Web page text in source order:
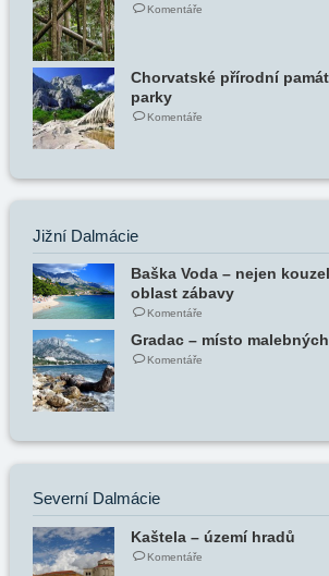
Komentáře
Chorvatské přírodní
parky
Komentáře
Jižní Dalmácie
Baška Voda – nejen
oblast zábavy
Komentáře
Gradac – místo
Komentáře
Severní Dalmácie
Kaštela – území hradů
Komentáře